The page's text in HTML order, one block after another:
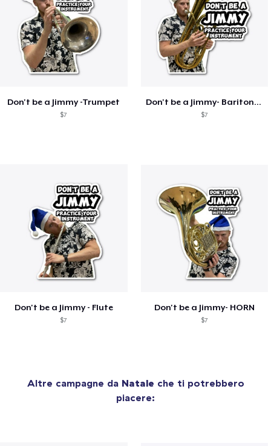
Don't be a Jimmy -Trumpet
$7
Don't be a Jimmy- Baritone/Euphonium
$7
Don't be a Jimmy - Flute
$7
Don't be a Jimmy- HORN
$7
Altre campagne da Natale che ti potrebbero
piacere: